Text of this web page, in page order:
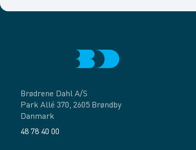
Brødrene Dahl A/S
Park Allé 370, 2605 Brøndby
Danmark
48 78 40 00